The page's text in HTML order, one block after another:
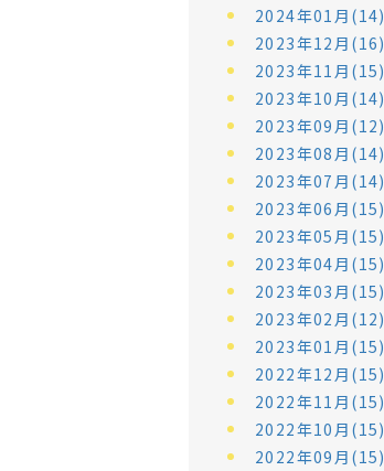
2024年01月(14)
2023年12月(16)
2023年11月(15)
2023年10月(14)
2023年09月(12)
2023年08月(14)
2023年07月(14)
2023年06月(15)
2023年05月(15)
2023年04月(15)
2023年03月(15)
2023年02月(12)
2023年01月(15)
2022年12月(15)
2022年11月(15)
2022年10月(15)
2022年09月(15)